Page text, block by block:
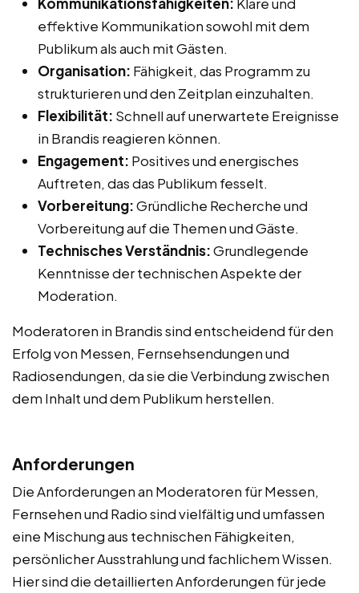
effektive Kommunikation sowohl mit dem
Publikum als auch mit Gästen.
Organisation: Fähigkeit, das Programm zu
strukturieren und den Zeitplan einzuhalten.
Flexibilität: Schnell auf unerwartete Ereignisse
in Brandis reagieren können.
Engagement: Positives und energisches
Auftreten, das das Publikum fesselt.
Vorbereitung:Gründliche Recherche und
Vorbereitung auf die Themen und Gäste.
Technisches Verständnis:Grundlegende
Kenntnisse der technischen Aspekte der
Moderation.
Moderatoren in Brandis sind entscheidend für den
Erfolg von Messen, Fernsehsendungen und
Radiosendungen, da sie die Verbindung zwischen
dem Inhalt und dem Publikum herstellen.
Anforderungen
Die Anforderungen an Moderatoren für Messen,
Fernsehen und Radio sind vielfältig und umfassen
eine Mischung aus technischen Fähigkeiten,
persönlicher Ausstrahlung und fachlichem Wissen.
Hier sind die detaillierten Anforderungen für jede